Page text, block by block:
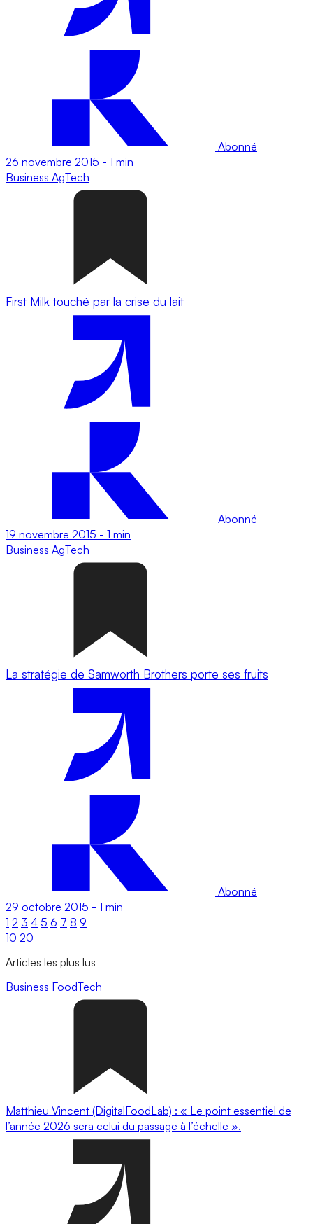
Abonné
26 novembre 2015 - 1 min
Business AgTech
First Milk touché par la crise du lait
Abonné
19 novembre 2015 - 1 min
Business AgTech
La stratégie de Samworth Brothers porte ses fruits
Abonné
29 octobre 2015 - 1 min
1 2 3 4 5 6 7 8 9
10 20
Articles les plus lus
Business FoodTech
Matthieu Vincent (DigitalFoodLab) : « Le point essentiel de
l’année 2026 sera celui du passage à l’échelle ».